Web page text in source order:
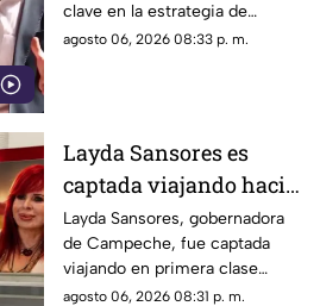
clave en la estrategia de
censura del gobierno, criticaba
agosto 06, 2026 08:33 p. m.
Layda Sansores es
captada viajando hacia
Madrid
Layda Sansores, gobernadora
de Campeche, fue captada
viajando en primera clase
rumbo a Madrid junto a su
agosto 06, 2026 08:31 p. m.